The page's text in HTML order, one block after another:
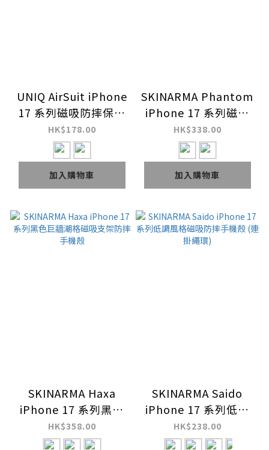
UNIQ AirSuit iPhone
17 系列磁吸防摔保護
殼
HK$178.00
加入購物車
SKINARMA Phantom
iPhone 17 系列磁吸
防摔連手把支架手機殼
(附掛繩環)
HK$338.00
加入購物車
SKINARMA Haxa
iPhone 17 系列黑色
巨牆潮格磁吸支架防摔
手機殼
HK$358.00
SKINARMA Saido
iPhone 17 系列低調
風格磁吸防摔手機殼
(連掛繩環)
HK$238.00